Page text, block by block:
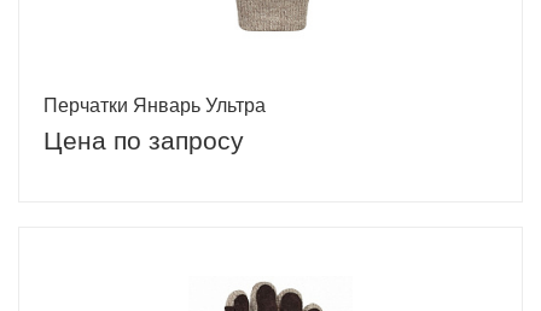
Перчатки Январь Ультра
Цена по запросу